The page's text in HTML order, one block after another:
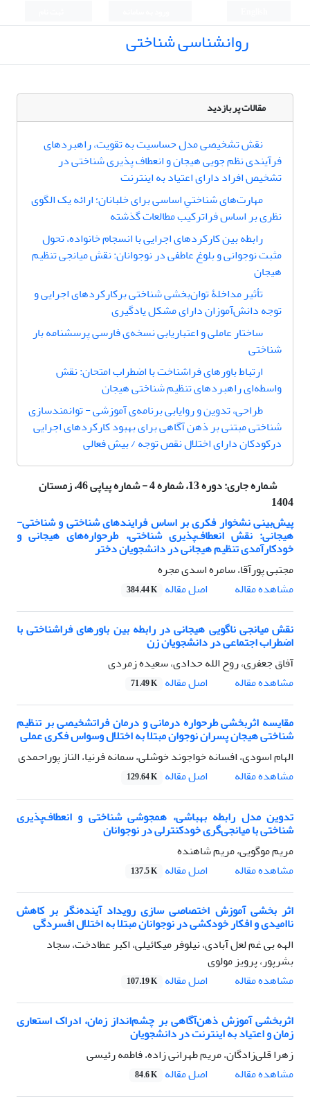
روانشناسی شناختی
مقالات پر بازدید
نقش تشخیصی مدل حساسیت به تقویت، راهبردهای
فرآیندی نظم جویی هیجان و انعطاف پذیری شناختی در
تشخیص افراد دارای اعتیاد به اینترنت
مهارت‌های شناختیِ اساسی برای خلبانان؛ ارائه یک الگوی
نظری بر اساس فراترکیب مطالعات گذشته
رابطه بین کارکردهای اجرایی با انسجام خانواده، تحول
مثبت نوجوانی و بلوغ عاطفی در نوجوانان: نقش میانجی تنظیم
هیجان
تأثیر مداخلۀ توان‌بخشی شناختی برکارکردهای اجرایی و
توجه دانش‌آموزان دارای مشکل یادگیری
ساختار عاملی و اعتباریابی نسخه‌ی فارسی پرسشنامه بار
شناختی
ارتباط باورهای فراشناخت با اضطراب امتحان: نقش
واسطه‌ای راهبردهای تنظیم شناختی هیجان
ﻃﺮاﺣﯽ، ﺗﺪوین و روایاﺑﯽ برنامه‌ی آموزشی - توانمندسازی
شناختی مبتنی بر ذهن آگاهی برای بهبود کارکردهای اجرایی
درکودکان دارای اختلال نقص توجه / بیش فعالی
شماره جاری:
دوره 13، شماره 4 - شماره پیاپی 46، زمستان
1404
پیش‌بینی نشخوار فکری بر اساس فرایندهای شناختی و شناختی-
هیجانی: نقش انعطاف‌پذیری شناختی، طرحواره‌های هیجانی و
خودکارآمدی تنظیم هیجانی در دانشجویان دختر
مجتبی پورآقا، سامره اسدی مجره
مشاهده مقاله
اصل مقاله 384.44 K
نقش میانجی ناگویی هیجانی در رابطه بین باورهای فراشناختی با
اضطراب اجتماعی در دانشجویان زن
آفاق جعفری، روح الله حدادی، سعیده زمردی
مشاهده مقاله
اصل مقاله 71.49 K
مقایسه اثربخشی طرحواره درمانی و درمان فراتشخیصی بر تنظیم
شناختی هیجان پسران نوجوان مبتلا به اختلال وسواس فکری عملی
الهام اسودی، افسانه خواجوند خوشلی، سمانه فرنیا، الناز پوراحمدی
مشاهده مقاله
اصل مقاله 129.64 K
تدوین مدل رابطه بهباشی، همجوشی شناختی و انعطاف‌پذیری
شناختی با میانجی‌گری خودکنترلی در نوجوانان
مریم موگویی، مریم شاهنده
مشاهده مقاله
اصل مقاله 137.5 K
اثر بخشی آموزش اختصاصی سازی رویداد آینده‌نگر بر کاهش
ناامیدی و افکار خودکشی در نوجوانان مبتلا به اختلال افسردگی
الهه بی غم لعل آبادی، نیلوفر میکائیلی، اکبر عطادخت، سجاد
بشرپور، پرویز مولوی
مشاهده مقاله
اصل مقاله 107.19 K
اثربخشی آموزش ذهن‌آگاهی بر چشم‌انداز زمان، ادراک استعاری
زمان و اعتیاد به اینترنت در دانشجویان
زهرا قلی‌زادگان، مریم طهرانی زاده، فاطمه رئیسی
مشاهده مقاله
اصل مقاله 84.6 K